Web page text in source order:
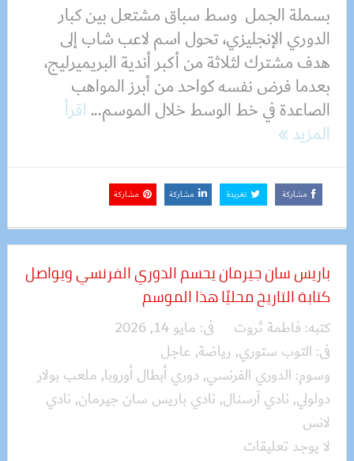
بسملة الجمل وسط سباق مشتعل بين كبار
الدوري الإنجليزي، تحول اسم لاعب شاب إلى
هدف مشترك لثلاثة من أكبر أندية البريميرليج،
بعدما فرض نفسه كواحد من أبرز المواهب
الصاعدة في خط الوسط خلال الموسم...اقرأ
المزيد
مشاركة تغريدة مشاركة مشاركة
باريس سان جيرمان يحسم الدوري الفرنسي ويواصل
كتابة التاريخ محليًا هذا الموسم
كتبه: فاطمة ثروت فى: مايو 14, 2026
فى: التوب ستوري, رياضة, عاجل
وسوم: الدوري الفرنسي, دوري أبطال أوروبا, ملعب بولار
دولولي, نادي آرسنال, نادي باريس سان جيرمان, نادي
لانس
لا يوجد تعليقات